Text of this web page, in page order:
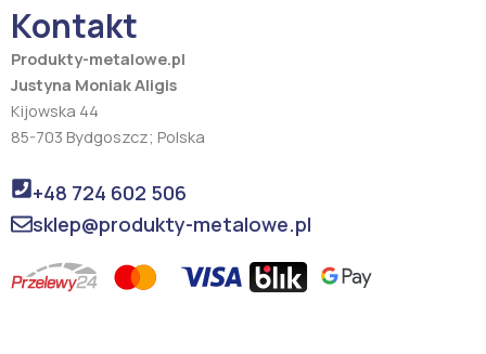
k a
m
Kontakt
Produkty-metalowe.pl
Justyna Moniak Aligis
Kijowska 44
85-703 Bydgoszcz; Polska
+48 724 602 506
sklep@produkty-metalowe.pl